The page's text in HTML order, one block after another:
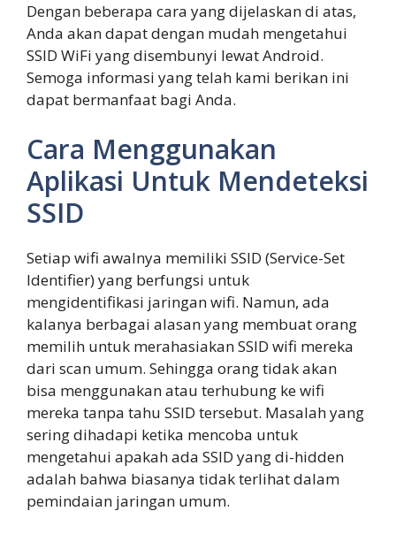
Dengan beberapa cara yang dijelaskan di atas,
Anda akan dapat dengan mudah mengetahui
SSID WiFi yang disembunyi lewat Android.
Semoga informasi yang telah kami berikan ini
dapat bermanfaat bagi Anda.
Cara Menggunakan
Aplikasi Untuk Mendeteksi
SSID
Setiap wifi awalnya memiliki SSID (Service-Set
Identifier) yang berfungsi untuk
mengidentifikasi jaringan wifi. Namun, ada
kalanya berbagai alasan yang membuat orang
memilih untuk merahasiakan SSID wifi mereka
dari scan umum. Sehingga orang tidak akan
bisa menggunakan atau terhubung ke wifi
mereka tanpa tahu SSID tersebut. Masalah yang
sering dihadapi ketika mencoba untuk
mengetahui apakah ada SSID yang di-hidden
adalah bahwa biasanya tidak terlihat dalam
pemindaian jaringan umum.